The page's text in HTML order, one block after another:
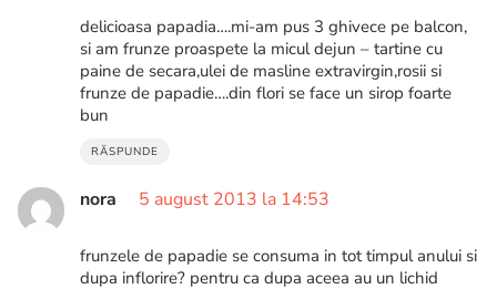
delicioasa papadia….mi-am pus 3 ghivece pe balcon,
si am frunze proaspete la micul dejun – tartine cu
paine de secara,ulei de masline extravirgin,rosii si
frunze de papadie….din flori se face un sirop foarte
bun
RĂSPUNDE
nora 5 august 2013 la 14:53
frunzele de papadie se consuma in tot timpul anului si
dupa inflorire? pentru ca dupa aceea au un lichid